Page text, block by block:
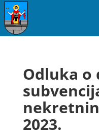
Odluka o
2023.